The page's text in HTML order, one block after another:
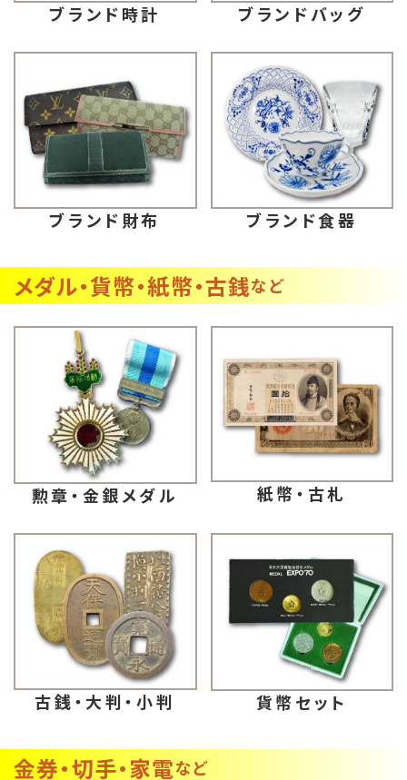
ブランド時計 ブランドバッグ
ブランド財布 ブランド食器
メダル・貨幣・紙幣・古銭など
勲章・金銀メダル 紙幣・古札
古銭・大判・小判 貨幣セット
金券・切手・家電など